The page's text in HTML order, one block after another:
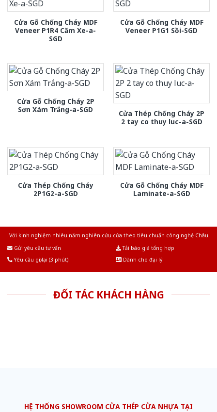
Cửa Gỗ Chống Cháy MDF
Veneer P1R4 Căm Xe-a-
SGD
Cửa Gỗ Chống Cháy MDF
Veneer P1G1 Sồi-SGD
Cửa Gỗ Chống Cháy 2P
Sơn Xám Trắng-a-SGD
Cửa Thép Chống Cháy 2P
2 tay co thuy luc-a-SGD
Cửa Thép Chống Cháy
2P1G2-a-SGD
Cửa Gỗ Chống Cháy MDF
Laminate-a-SGD
Với kinh nghiệm nhiêu năm nghiên cứu cửa theo tiêu chuẩn công nghệ Châu
Gửi yêu cầu tư vấn
Tải báo giá tổng hợp
Yêu cầu gọi lại (3 phút)
Dành cho đại lý
ĐỐI TÁC KHÁCH HÀNG
HỆ THỐNG SHOWROOM CỬA THÉP CỬA NHỰA TẠI